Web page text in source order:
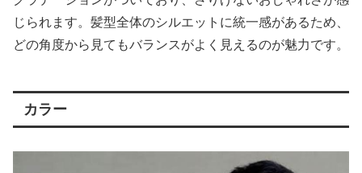
じられます。髪型全体のシルエットに統一感があるため、
どの角度から見てもバランスがよく見えるのが魅力です。
カラー